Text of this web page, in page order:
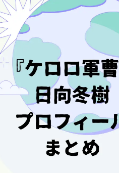
男性声優/女性声優一覧
FOLLOW US